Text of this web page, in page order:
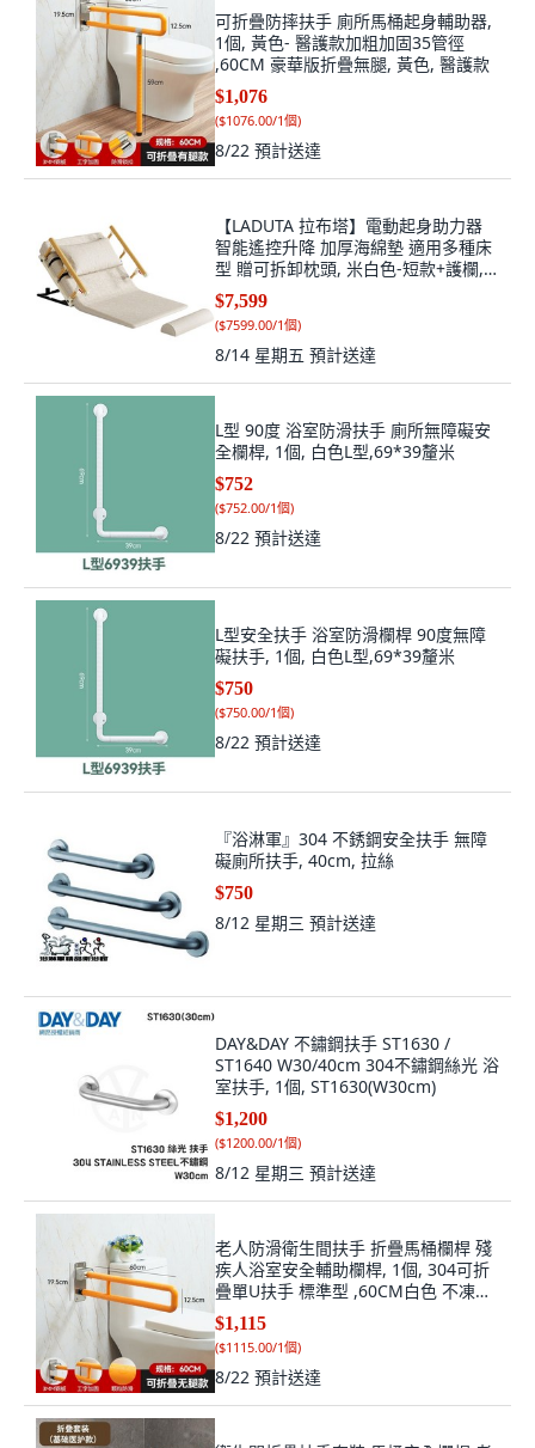
可折疊防摔扶手 廁所馬桶起身輔助器,
1個, 黃色- 醫護款加粗加固35管徑
,60CM 豪華版折疊無腿, 黃色, 醫護款
$1,076
($1076.00/1個)
8/22 預計送達
【LADUTA 拉布塔】電動起身助力器
智能遙控升降 加厚海綿墊 適用多種床
型 贈可拆卸枕頭, 米白色-短款+護欄, 1
個
$7,599
($7599.00/1個)
8/14 星期五 預計送達
L型 90度 浴室防滑扶手 廁所無障礙安
全欄桿, 1個, 白色L型,69*39釐米
$752
($752.00/1個)
8/22 預計送達
L型安全扶手 浴室防滑欄桿 90度無障
礙扶手, 1個, 白色L型,69*39釐米
$750
($750.00/1個)
8/22 預計送達
『浴淋軍』304 不銹鋼安全扶手 無障
礙廁所扶手, 40cm, 拉絲
$750
8/12 星期三 預計送達
DAY&DAY 不鏽鋼扶手 ST1630 /
ST1640 W30/40cm 304不鏽鋼絲光 浴
室扶手, 1個, ST1630(W30cm)
$1,200
($1200.00/1個)
8/12 星期三 預計送達
老人防滑衛生間扶手 折疊馬桶欄桿 殘
疾人浴室安全輔助欄桿, 1個, 304可折
疊單U扶手 標準型 ,60CM白色 不凍手
35管徑加粗加強, 白色, 304可折疊單U
扶手標準型
$1,115
($1115.00/1個)
8/22 預計送達